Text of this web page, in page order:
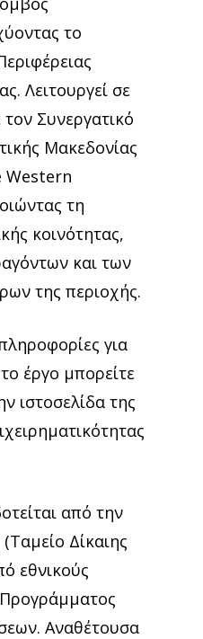
το
Λειτουργεί σε
Συνεργατικό
Μακεδονίας
Western
τη
κοινότητας,
και των
της περιοχής.
για
έργο μπορείτε
ιστοσελίδα της
από την
Δίκαιης
εθνικούς
Αναθέτουσα